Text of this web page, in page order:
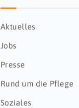
Aktuelles
Jobs
Presse
Rund um die Pflege
Soziales